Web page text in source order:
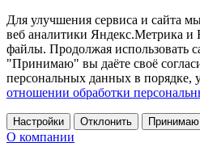
Для улучшения сервиса и сайта
веб аналитики Яндекс.Метрика и
файлы. Продолжая использовать
"Принимаю" вы даёте своё
персональных данных в порядке,
отношении обработки
Настройки Отклонить Принимаю
О компании